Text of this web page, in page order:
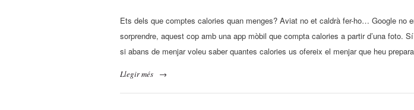
Ets dels que comptes calories quan menges? Aviat no et caldrà fer-ho… Google no
sorprendre, aquest cop amb una app mòbil que compta calories a partir d’una foto.
si abans de menjar voleu saber quantes calories us ofereix el menjar que heu
Llegir més →